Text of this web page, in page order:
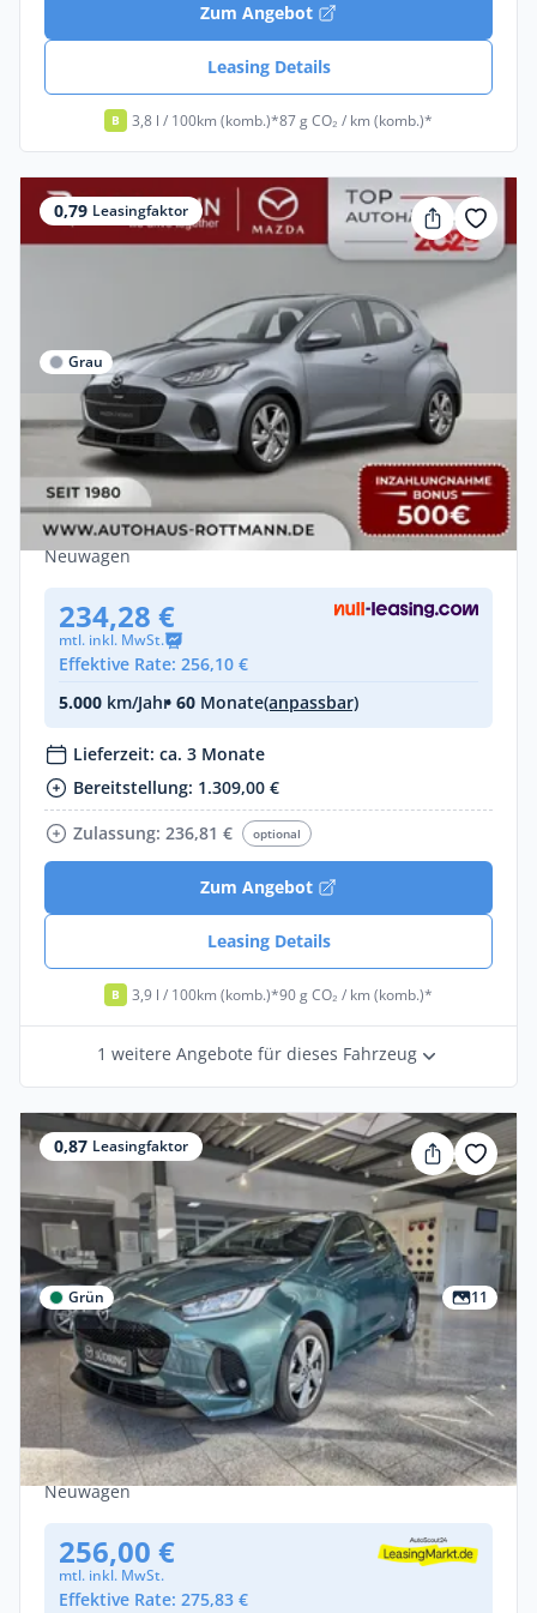
Zum Angebot
Leasing Details
B 3,8 l / 100km (komb.)*87 g CO₂ / km (komb.)*
0,79 Leasingfaktor
Grau
Privat & Gewerbe
Mazda 2 Hybrid 2026 1.5L VVT-i Aut.
EXCLUSIVE-Line
Benzin •Automatik •116 PS (85 kW)
Neuwagen
234,28 €
mtl. inkl. MwSt.
Effektive Rate: 256,10 €
5.000 km/Jahr• 60 Monate(anpassbar)
Lieferzeit: ca. 3 Monate
Bereitstellung: 1.309,00 €
Zulassung: 236,81 €
optional
Zum Angebot
Leasing Details
B 3,9 l / 100km (komb.)*90 g CO₂ / km (komb.)*
1 weitere Angebote für dieses Fahrzeug
0,87 Leasingfaktor
Grün 11
Gewerbe & Privat
Mazda 2 HYBRID 1.5L HYBRID VVT-I 116
EXCLUSIVE-LINE
Benzin •Manuell • 116 PS (85 kW)
Neuwagen
256,00 €
mtl. inkl. MwSt.
Effektive Rate: 275,83 €